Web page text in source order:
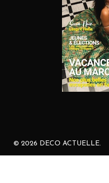
© 2026 DECO ACTUELLE.